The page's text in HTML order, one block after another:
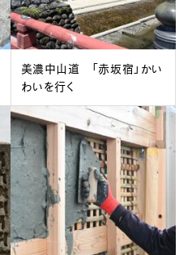
美濃中山道 「赤坂宿」かい
わいを行く